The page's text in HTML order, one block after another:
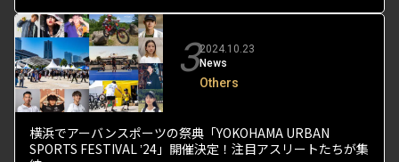
32024.10.23
News
Others
横浜でアーバンスポーツの祭典「YOKOHAMA URBAN
SPORTS FESTIVAL ʼ24」開催決定！注目アスリートたちが集